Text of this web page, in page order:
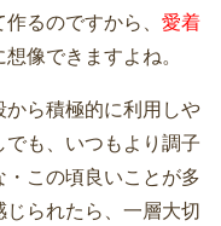
るのですから、 愛着
像できますよね。
ら積極的に利用しや
も、いつもより調子
この頃良いことが多
られたら、一層大切